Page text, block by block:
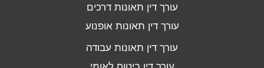
עורך דין תאונות דרכים
עורך דין תאונות אופנוע
עורך דין תאונות עבודה